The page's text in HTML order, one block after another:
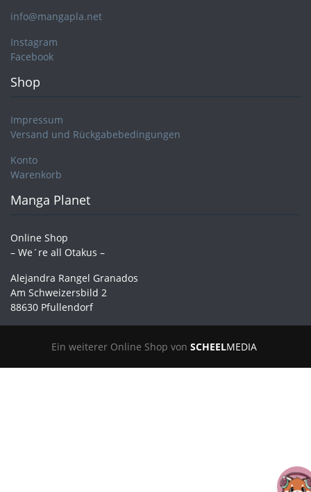
info@mangapla.net
Instagram
Facebook
Shop
Impressum
Versand und Rückgabebedingungen
Konto
Warenkorb
Manga Planet
Online Shop
– We´re all Otakus –
Alejandra Rangel Granados
Am Schweizersbild 2
88630 Pfullendorf
Ein weiterer Online Shop von SCHEELMEDIA